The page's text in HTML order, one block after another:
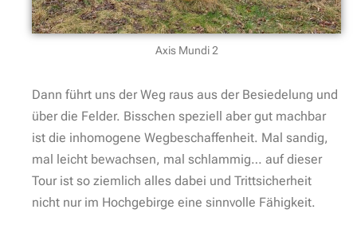
Axis Mundi 2
Dann führt uns der Weg raus aus der Besiedelung und
über die Felder. Bisschen speziell aber gut machbar
ist die inhomogene Wegbeschaffenheit. Mal sandig,
mal leicht bewachsen, mal schlammig… auf dieser
Tour ist so ziemlich alles dabei und Trittsicherheit
nicht nur im Hochgebirge eine sinnvolle Fähigkeit.